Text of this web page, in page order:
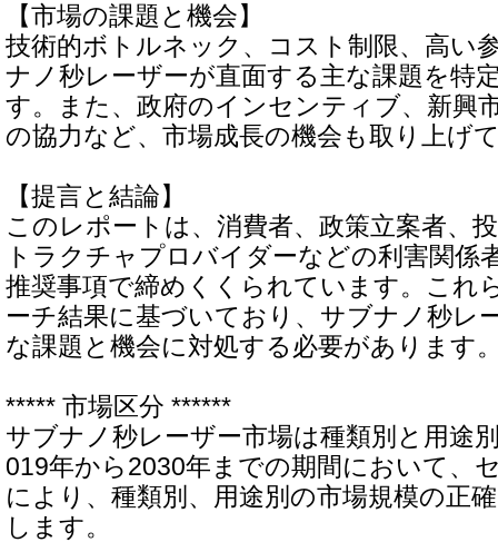
【市場の課題と機会】
技術的ボトルネック、コスト制限、高い
ナノ秒レーザーが直面する主な課題を特
す。また、政府のインセンティブ、新興
の協力など、市場成長の機会も取り上げ
【提言と結論】
このレポートは、消費者、政策立案者、
トラクチャプロバイダーなどの利害関係
推奨事項で締めくくられています。これ
ーチ結果に基づいており、サブナノ秒レ
な課題と機会に対処する必要があります
***** 市場区分 ******
サブナノ秒レーザー市場は種類別と用途
019年から2030年までの期間において、
により、種類別、用途別の市場規模の正
します。